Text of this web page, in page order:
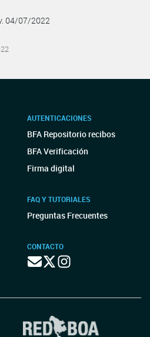
04/07/2022
AUTENTICACIONES
BFA Repositorio recibos
BFA Verificación
Firma digital
FAQ Y TUTORIALES
Preguntas Frecuentes
CONTACTO